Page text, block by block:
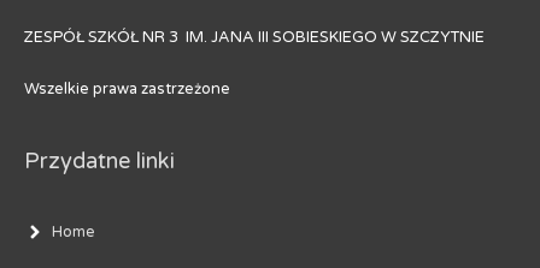
ZESPÓŁ SZKÓŁ NR 3 IM. JANA III SOBIESKIEGO W SZCZYTNIE
Wszelkie prawa zastrzeżone
Przydatne linki
Home